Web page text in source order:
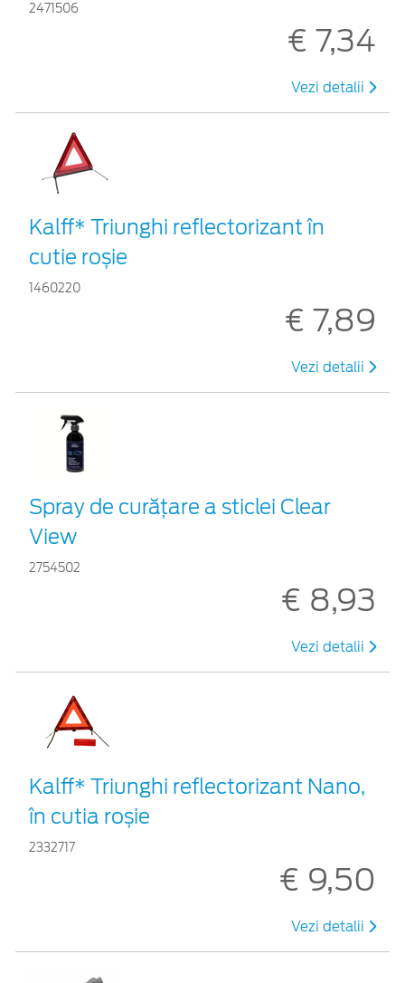
2471506
€ 7,34
Vezi detalii
Kalff* Triunghi reflectorizant în
cutie roșie
1460220
€ 7,89
Vezi detalii
Spray de curățare a sticlei Clear
View
2754502
€ 8,93
Vezi detalii
Kalff* Triunghi reflectorizant Nano,
în cutia roșie
2332717
€ 9,50
Vezi detalii